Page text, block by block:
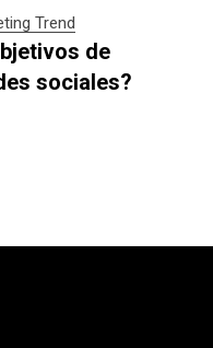
Trend
de
sociales?